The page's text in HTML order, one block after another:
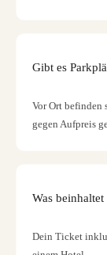
Gibt es
Vor Ort befinden
gegen Aufpreis
Was
Dein Ticket